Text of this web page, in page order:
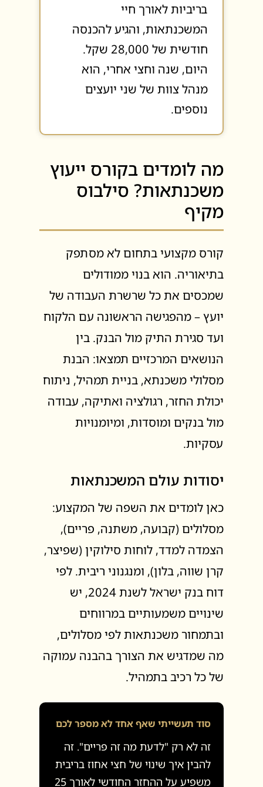
בריביות לאורך חיי
המשכנתאות, והגיע להכנסה
חודשית של 28,000 שקל.
היום, שנה וחצי אחרי, הוא
מנהל צוות של שני יועצים
נוספים.
מה לומדים בקורס ייעוץ
משכנתאות? סילבוס
מקיף
קורס מקצועי בתחום לא מסתפק
בתיאוריה. הוא בנוי ממודולים
שמכסים את כל שרשרת העבודה של
יועץ – מהפגישה הראשונה עם הלקוח
ועד סגירת התיק מול הבנק. בין
הנושאים המרכזיים תמצאו: הבנת
מסלולי משכנתא, בניית תמהיל, ניתוח
יכולת החזר, רגולציה ואתיקה, עבודה
מול בנקים ומוסדות, ומיומנויות
עסקיות.
יסודות עולם המשכנתאות
כאן לומדים את השפה של המקצוע:
מסלולים (קבועה, משתנה, פריים),
הצמדה למדד, לוחות סילוקין (שפיצר,
קרן שווה, בלון), ומנגנוני ריבית. לפי
דוח בנק ישראל לשנת 2024, יש
שינויים משמעותיים במרווחים
ובתמחור משכנתאות לפי מסלולים,
מה שמדגיש את הצורך בהבנה עמוקה
של כל רכיב בתמהיל.
סוד תעשייתי שאף אחד לא מספר לכם
זה לא רק "לדעת מה זה פריים". זה
להבין איך שינוי של חצי אחוז בריבית
משפיע על ההחזר החודשי לאורך 25